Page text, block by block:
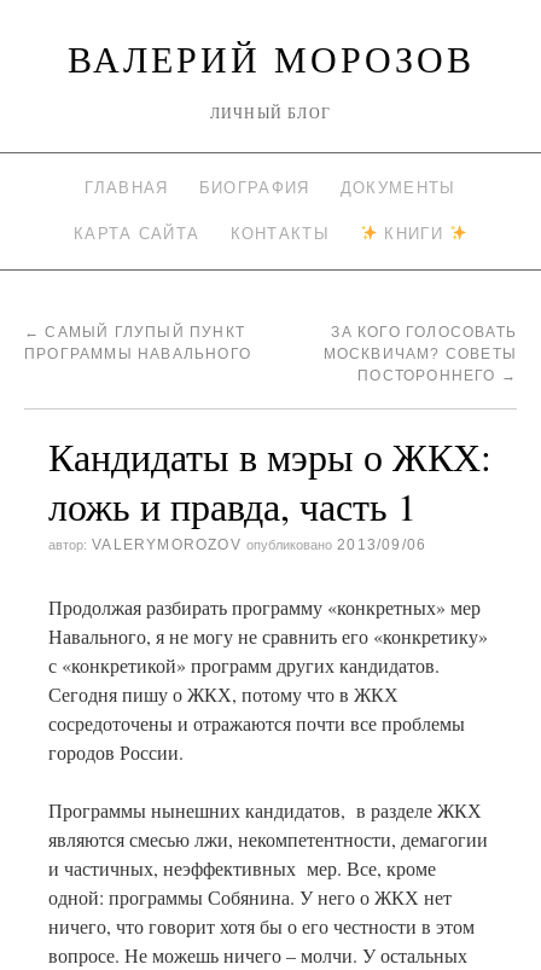
ВАЛЕРИЙ МОРОЗОВ
ЛИЧНЫЙ БЛОГ
ГЛАВНАЯ БИОГРАФИЯ ДОКУМЕНТЫ
КАРТА САЙТА КОНТАКТЫ КНИГИ
← САМЫЙ ГЛУПЫЙ ПУНКТ
ПРОГРАММЫ НАВАЛЬНОГО
ЗА КОГО ГОЛОСОВАТЬ
МОСКВИЧАМ? СОВЕТЫ
ПОСТОРОННЕГО →
Кандидаты в мэры о ЖКХ:
ложь и правда, часть 1
автор: VALERYMOROZOV опубликовано 2013/09/06
Продолжая разбирать программу «конкретных» мер
Навального, я не могу не сравнить его «конкретику»
с «конкретикой» программ других кандидатов.
Сегодня пишу о ЖКХ, потому что в ЖКХ
сосредоточены и отражаются почти все проблемы
городов России.
Программы нынешних кандидатов, в разделе ЖКХ
являются смесью лжи, некомпетентности, демагогии
и частичных, неэффективных мер. Все, кроме
одной: программы Собянина. У него о ЖКХ нет
ничего, что говорит хотя бы о его честности в этом
вопросе. Не можешь ничего – молчи. У остальных